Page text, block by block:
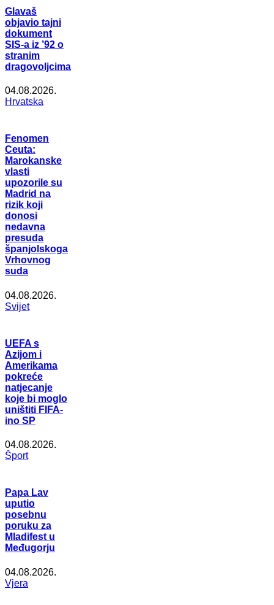
Glavaš
objavio tajni
dokument
SIS-a iz ’92 o
stranim
dragovoljcima
04.08.2026.
Hrvatska
Fenomen
Ceuta:
Marokanske
vlasti
upozorile su
Madrid na
rizik koji
donosi
nedavna
presuda
španjolskoga
Vrhovnog
suda
04.08.2026.
Svijet
UEFA s
Azijom i
Amerikama
pokreće
natjecanje
koje bi moglo
uništiti FIFA-
ino SP
04.08.2026.
Šport
Papa Lav
uputio
posebnu
poruku za
Mladifest u
Međugorju
04.08.2026.
Vjera